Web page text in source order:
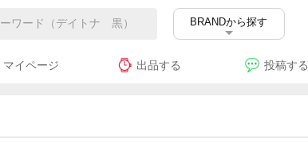
BRANDから探す
マイページ 出品する 投稿する